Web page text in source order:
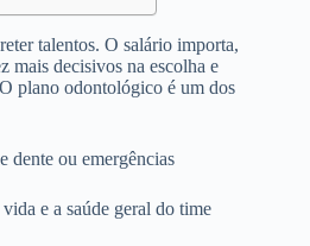
talentos. O salário importa,
mais decisivos na escolha e
plano odontológico é um dos
dente ou emergências
e a saúde geral do time